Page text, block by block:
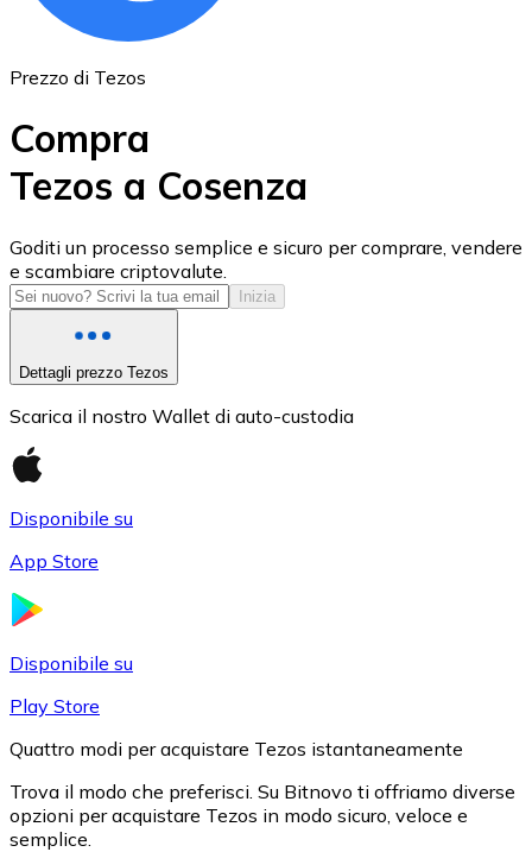
USD Coin
USDC
Prezzo di Tezos
Compra
Tezos a Cosenza
Goditi un processo semplice e sicuro per comprare, vendere
e scambiare criptovalute.
Inizia
Dettagli prezzo Tezos
Scarica il nostro Wallet di auto-custodia
Disponibile su
App Store
Disponibile su
Play Store
Quattro modi per acquistare Tezos istantaneamente
Trova il modo che preferisci. Su Bitnovo ti offriamo diverse
opzioni per acquistare Tezos in modo sicuro, veloce e
semplice.